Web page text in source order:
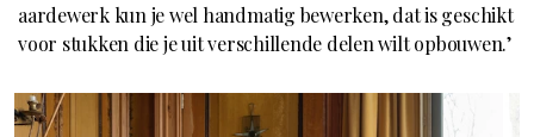
aardewerk kun je wel handmatig bewerken, dat is geschikt
voor stukken die je uit verschillende delen wilt opbouwen.’